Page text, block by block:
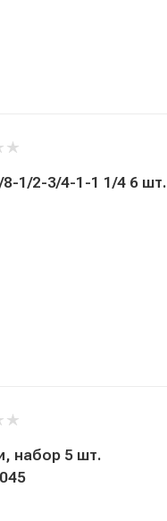
8-1/2-3/4-1-1 1/4 6 шт.
набор 5 шт.